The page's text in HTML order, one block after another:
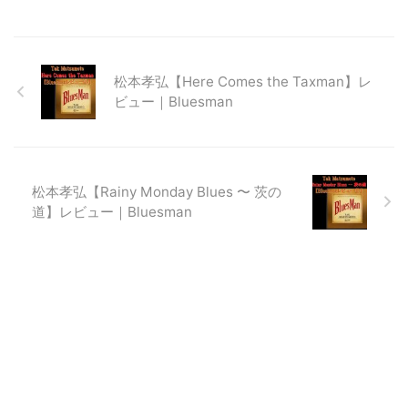
松本孝弘【Here Comes the Taxman】レ
ビュー｜Bluesman
松本孝弘【Rainy Monday Blues 〜 茨の
道】レビュー｜Bluesman